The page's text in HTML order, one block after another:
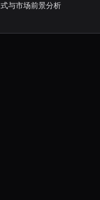
式与市场前景分析